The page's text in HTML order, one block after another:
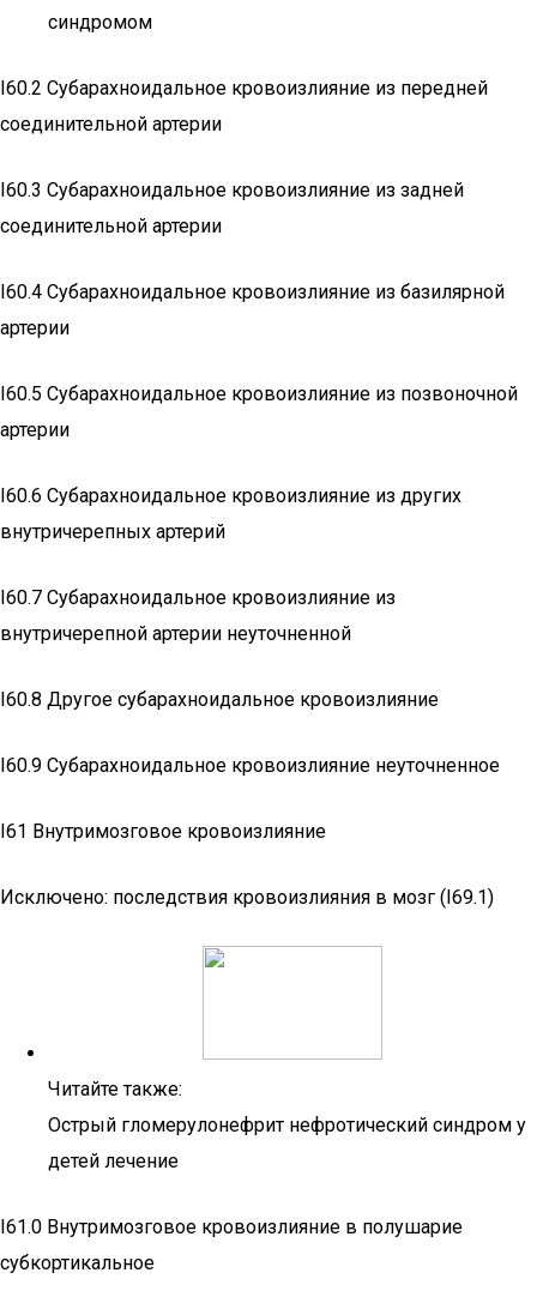
синдромом
I60.2 Субарахноидальное кровоизлияние из передней
соединительной артерии
I60.3 Субарахноидальное кровоизлияние из задней
соединительной артерии
I60.4 Субарахноидальное кровоизлияние из базилярной
артерии
I60.5 Субарахноидальное кровоизлияние из позвоночной
артерии
I60.6 Субарахноидальное кровоизлияние из других
внутричерепных артерий
I60.7 Субарахноидальное кровоизлияние из
внутричерепной артерии неуточненной
I60.8 Другое субарахноидальное кровоизлияние
I60.9 Субарахноидальное кровоизлияние неуточненное
I61 Внутримозговое кровоизлияние
Исключено: последствия кровоизлияния в мозг (I69.1)
Читайте также:
Острый гломерулонефрит нефротический синдром у
детей лечение
I61.0 Внутримозговое кровоизлияние в полушарие
субкортикальное